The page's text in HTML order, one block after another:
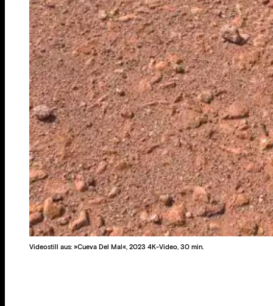
Videostill aus: »Cueva Del Mal«, 2023 4K-Video, 30 min.